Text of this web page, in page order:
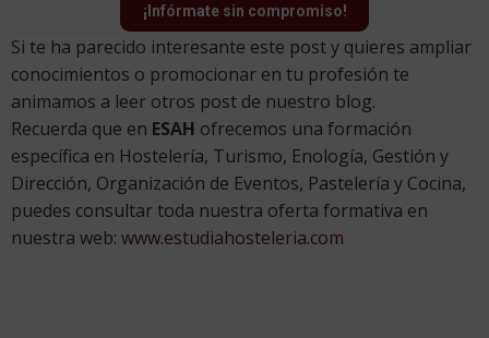
¡Infórmate sin compromiso!
Si te ha parecido interesante este post y quieres ampliar
conocimientos o promocionar en tu profesión te
animamos a leer otros post de nuestro blog.
Recuerda que en ESAH ofrecemos una formación
específica en Hostelería, Turismo, Enología, Gestión y
Dirección, Organización de Eventos, Pastelería y Cocina,
puedes consultar toda nuestra oferta formativa en
nuestra web: www.estudiahosteleria.com